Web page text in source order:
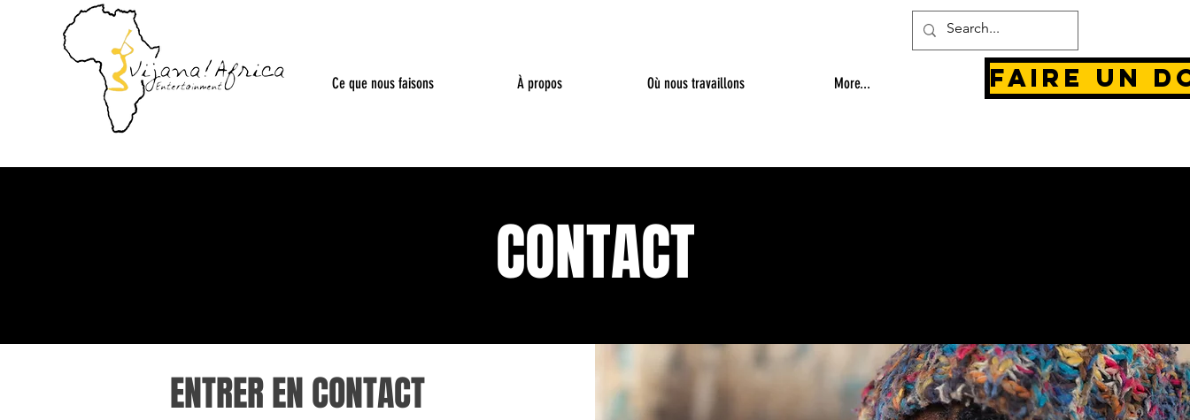
Ce que nous faisons À propos Où nous travaillons More... Faire un
CONTACT
ENTRER EN CONTACT